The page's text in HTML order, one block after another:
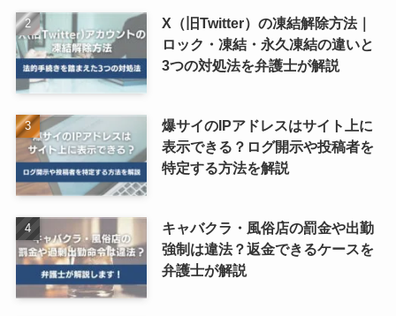
X（旧Twitter）の凍結解除方法｜
ロック・凍結・永久凍結の違いと
3つの対処法を弁護士が解説
爆サイのIPアドレスはサイト上に
表示できる？ログ開示や投稿者を
特定する方法を解説
キャバクラ・風俗店の罰金や出勤
強制は違法？返金できるケースを
弁護士が解説